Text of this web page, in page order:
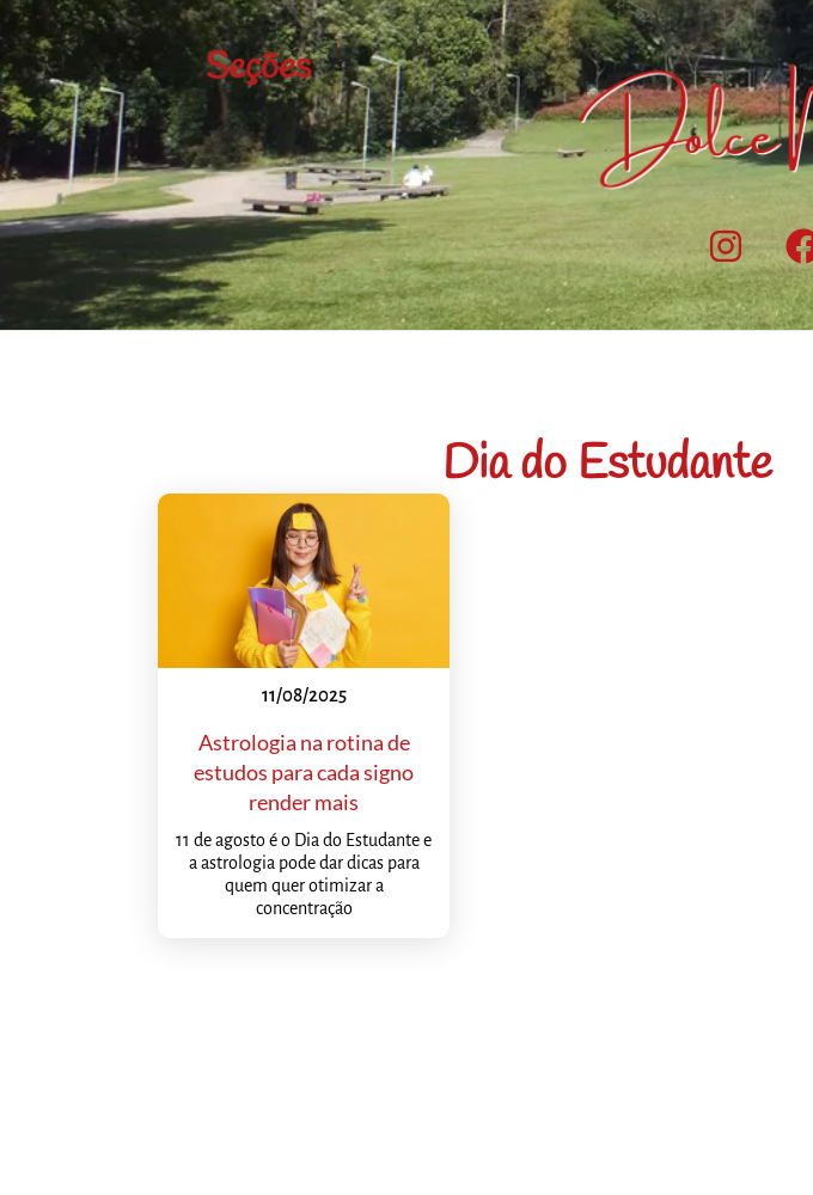
Seções
Dia do Estudante
11/08/2025
Astrologia na rotina de
estudos para cada signo
render mais
11 de agosto é o Dia do Estudante e
a astrologia pode dar dicas para
quem quer otimizar a
concentração